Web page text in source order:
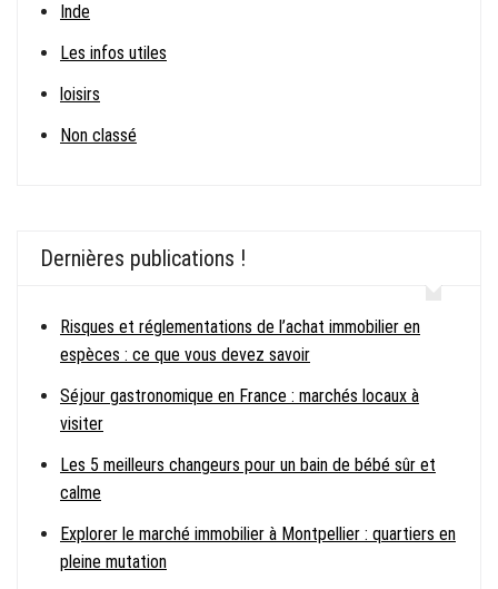
Inde
Les infos utiles
loisirs
Non classé
Dernières publications !
Risques et réglementations de l’achat immobilier en
espèces : ce que vous devez savoir
Séjour gastronomique en France : marchés locaux à
visiter
Les 5 meilleurs changeurs pour un bain de bébé sûr et
calme
Explorer le marché immobilier à Montpellier : quartiers en
pleine mutation